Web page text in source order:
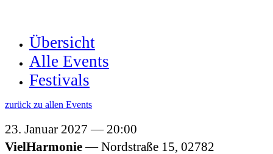
Übersicht
Alle Events
Festivals
zurück zu allen Events
23. Januar 2027
20:00
VielHarmonie
Nordstraße 15, 02782